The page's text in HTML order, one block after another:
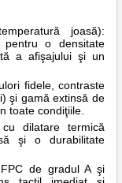
joasă):
pentru o densitate
a afişajului şi un
fidele, contraste
şi gamă extinsă de
toate condiţiile.
dilatare termică
şi o durabilitate
de gradul A şi